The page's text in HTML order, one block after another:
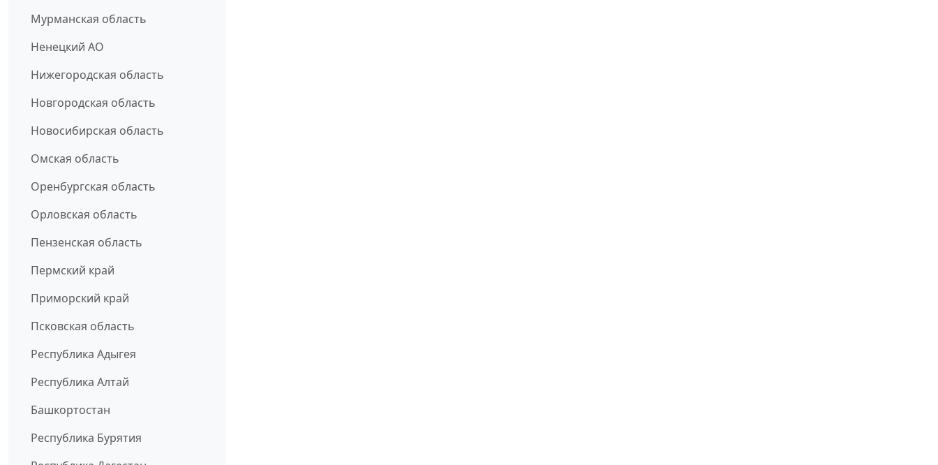
Мурманская область
Ненецкий АО
Нижегородская область
Новгородская область
Новосибирская область
Омская область
Оренбургская область
Орловская область
Пензенская область
Пермский край
Приморский край
Псковская область
Республика Адыгея
Республика Алтай
Башкортостан
Республика Бурятия